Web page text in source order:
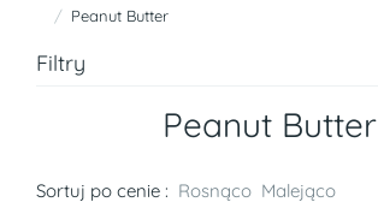
Peanut Butter
Filtry
Peanut Butter
Sortuj po cenie : Rosnąco Malejąco